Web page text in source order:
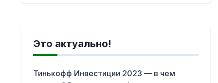
Это актуально!
Тинькофф Инвестиции 2023 — в чем